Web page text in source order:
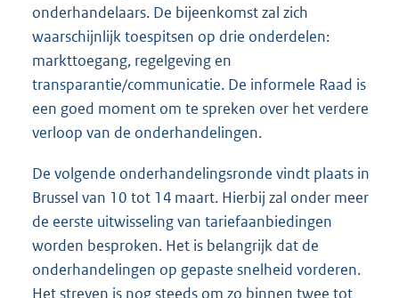
onderhandelaars. De bijeenkomst zal zich
waarschijnlijk toespitsen op drie onderdelen:
markttoegang, regelgeving en
transparantie/communicatie. De informele Raad is
een goed moment om te spreken over het verdere
verloop van de onderhandelingen.
De volgende onderhandelingsronde vindt plaats in
Brussel van 10 tot 14 maart. Hierbij zal onder meer
de eerste uitwisseling van tariefaanbiedingen
worden besproken. Het is belangrijk dat de
onderhandelingen op gepaste snelheid vorderen.
Het streven is nog steeds om zo binnen twee tot